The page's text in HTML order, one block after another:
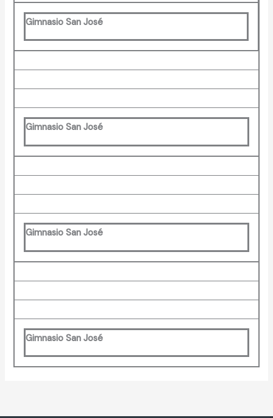
Gimnasio San José
Gimnasio San José
Gimnasio San José
Gimnasio San José